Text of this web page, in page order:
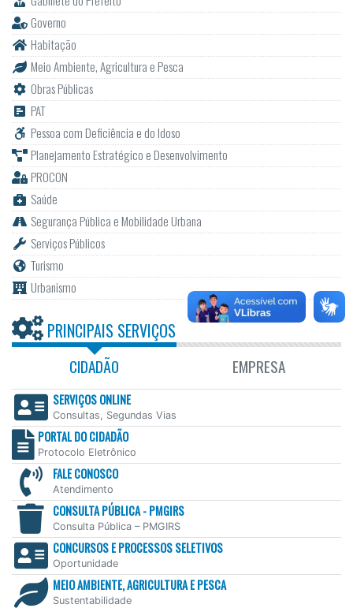
Governo
Habitação
Meio Ambiente, Agricultura e Pesca
Obras Públicas
PAT
Pessoa com Deficiência e do Idoso
Planejamento Estratégico e Desenvolvimento
PROCON
Saúde
Segurança Pública e Mobilidade Urbana
Serviços Públicos
Turismo
Urbanismo
PRINCIPAIS SERVIÇOS
CIDADÃO EMPRESA
SERVIÇOS ONLINE
Consultas, Segundas Vias
PORTAL DO CIDADÃO
Protocolo Eletrônico
FALE CONOSCO
Atendimento
CONSULTA PÚBLICA - PMGIRS
Consulta Pública – PMGIRS
CONCURSOS E PROCESSOS SELETIVOS
Oportunidade
MEIO AMBIENTE, AGRICULTURA E PESCA
Sustentabilidade